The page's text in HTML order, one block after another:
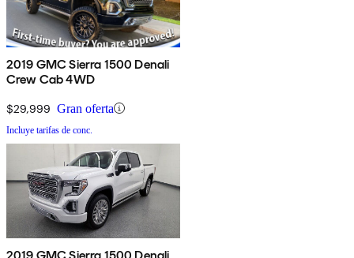
2019 GMC Sierra 1500 Denali
Crew Cab 4WD
$29,999 Gran oferta
Incluye tarifas de conc.